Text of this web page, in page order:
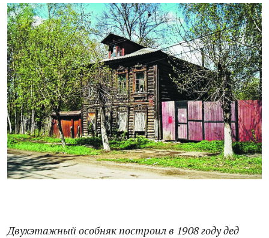
Двухэтажный особняк построил в 1908 году дед